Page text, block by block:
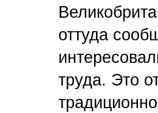
оттуда
труда. Это